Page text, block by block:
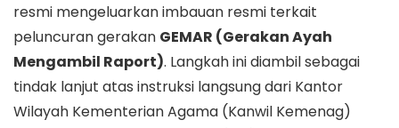
resmi mengeluarkan imbauan resmi terkait
peluncuran gerakan GEMAR (Gerakan Ayah
Mengambil Raport). Langkah ini diambil sebagai
tindak lanjut atas instruksi langsung dari Kantor
Wilayah Kementerian Agama (Kanwil Kemenag)